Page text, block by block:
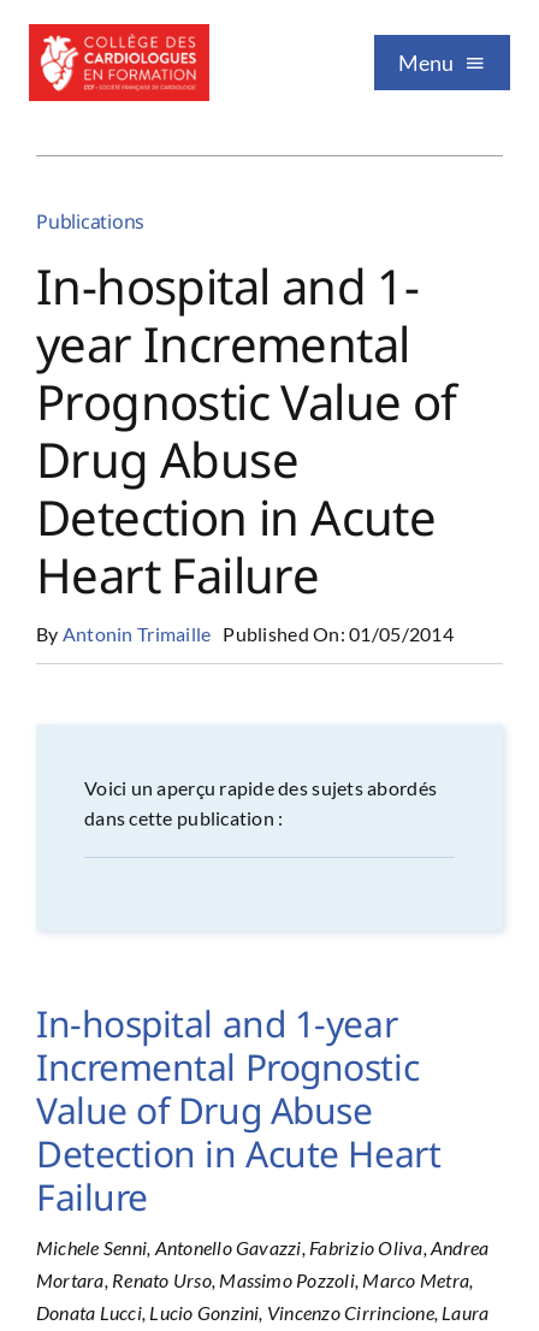
contenu
Menu
Qui sommes-nous
Vie professionnelle
Nos publications
Événements
Publications
In-hospital and 1-
year Incremental
Prognostic Value of
Drug Abuse
Detection in Acute
Heart Failure
By Antonin Trimaille Published On: 01/05/2014
Voici un aperçu rapide des sujets abordés
dans cette publication :
In-hospital and 1-year
Incremental Prognostic
Value of Drug Abuse
Detection in Acute Heart
Failure
Michele Senni, Antonello Gavazzi, Fabrizio Oliva, Andrea
Mortara, Renato Urso, Massimo Pozzoli, Marco Metra,
Donata Lucci, Lucio Gonzini, Vincenzo Cirrincione, Laura